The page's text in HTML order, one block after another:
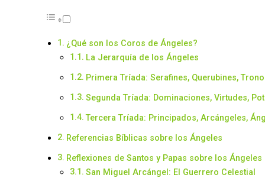
¿Qué son los Coros de Ángeles?
La Jerarquía de los Ángeles
Primera Tríada: Serafines, Querubines,
Segunda Tríada: Dominaciones, Virtudes,
Tercera Tríada: Principados, Arcángeles,
Referencias Bíblicas sobre los Ángeles
Reflexiones de Santos y Papas sobre los Ángeles
San Miguel Arcángel: El Guerrero Celestial